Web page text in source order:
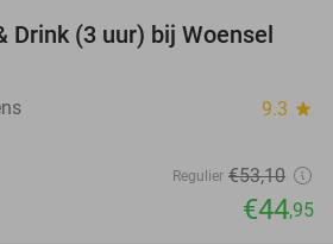
15%
Drink (3 uur) bij Woensel
9.3 star
Regulier €53,10
€44,95